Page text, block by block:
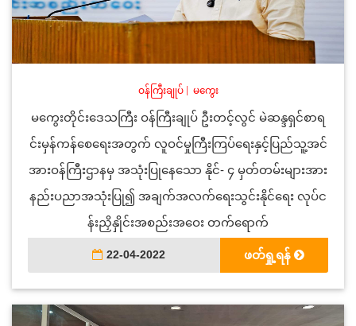
ဝန်ကြီးချုပ်| မကွေး
မကွေးတိုင်းဒေသကြီး ဝန်ကြီးချုပ် ဦးတင့်လွင် မဲဆန္ဒရှင်စာရ
င်းမှန်ကန်စေရေးအတွက် လူဝင်မှုကြီးကြပ်ရေးနှင့်ပြည်သူ့အင်
အားဝန်ကြီးဌာနမှ အသုံးပြုနေသော နိုင်- ၄ မှတ်တမ်းများအား
နည်းပညာအသုံးပြု၍ အချက်အလက်ရေးသွင်းနိုင်ရေး လုပ်င
န်းညှိနှိုင်းအစည်းအဝေး တက်ရောက်
22-04-2022 ဖတ်ရှု့ရန်